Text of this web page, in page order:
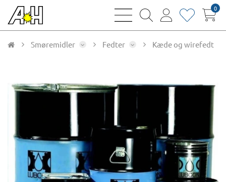
bars
magnifying
user
heart0
Smøremidler Fedter Kæde og wirefedt